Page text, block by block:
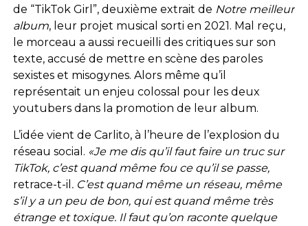
de “TikTok Girl”, deuxième extrait de Notre meilleur
album, leur projet musical sorti en 2021. Mal reçu,
le morceau a aussi recueilli des critiques sur son
texte, accusé de mettre en scène des paroles
sexistes et misogynes. Alors même qu’il
représentait un enjeu colossal pour les deux
youtubers dans la promotion de leur album.
L’idée vient de Carlito, à l’heure de l’explosion du
réseau social. «Je me dis qu’il faut faire un truc sur
TikTok, c’est quand même fou ce qu’il se passe,
retrace-t-il . C’est quand même un réseau, même
s’il y a un peu de bon, qui est quand même très
étrange et toxique. Il faut qu’on raconte quelque